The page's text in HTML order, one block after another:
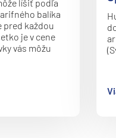
líšiť podľa
balíka
pred každou
je v cene
vás môžu